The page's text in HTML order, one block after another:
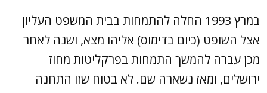
במרץ 1993 החלה להתמחות בבית המשפט העליון
אצל השופט (כיום בדימוס) אליהו מצא, ושנה לאחר
מכן עברה להמשך התמחות בפרקליטות מחוז
ירושלים, ומאז נשארה שם. לא בטוח שזו התחנה